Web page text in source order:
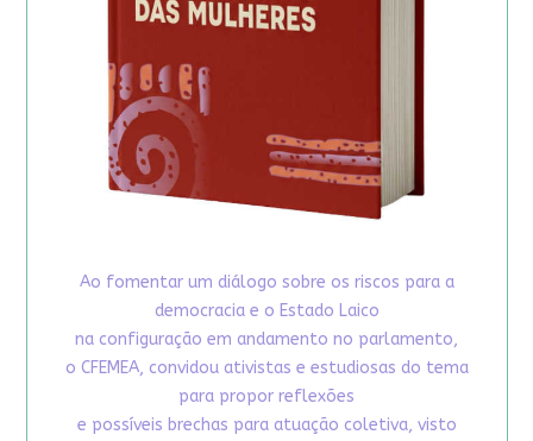
Ao fomentar um diálogo sobre os riscos para a
democracia e o Estado Laico
na configuração em andamento no parlamento,
o CFEMEA, convidou ativistas e estudiosas do tema
para propor reflexões
e possíveis brechas para atuação coletiva, visto